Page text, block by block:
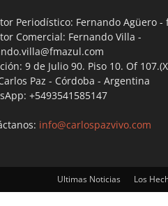
Periodístico: Fernando Agüero -
Comercial: Fernando Villa -
9 de Julio 90. Piso 10. Of
Paz - Córdoba - Argentina
+5493541585147
info@carlospazvivo.com
Ultimas Noticias Los